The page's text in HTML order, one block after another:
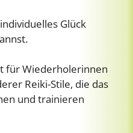
Glück
für Wiederholerinnen
Reiki-Stile, die das
und trainieren